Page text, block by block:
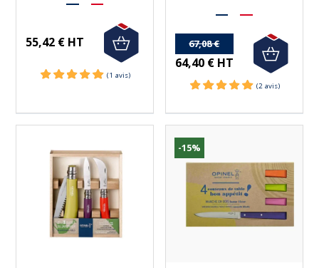
55,42 € HT 67,08 €
64,40 € HT
-15%